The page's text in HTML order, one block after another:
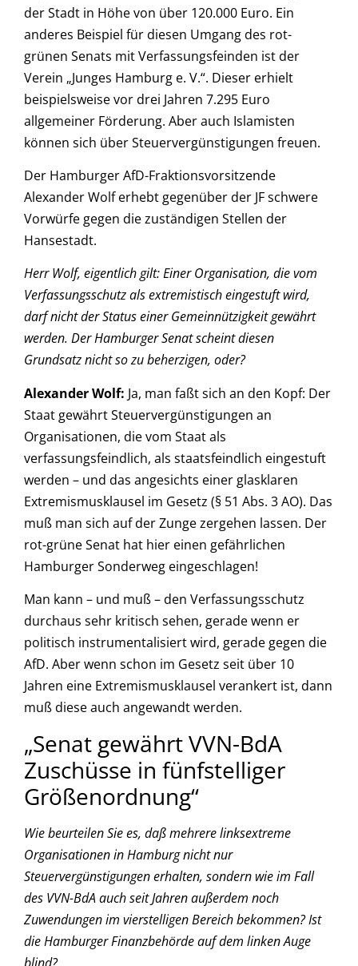
der Stadt in Höhe von über 120.000 Euro. Ein
anderes Beispiel für diesen Umgang des rot-
grünen Senats mit Verfassungsfeinden ist der
Verein „Junges Hamburg e. V.“. Dieser erhielt
beispielsweise vor drei Jahren 7.295 Euro
allgemeiner Förderung. Aber auch Islamisten
können sich über Steuervergünstigungen freuen.
Der Hamburger AfD-Fraktionsvorsitzende
Alexander Wolf erhebt gegenüber der JF schwere
Vorwürfe gegen die zuständigen Stellen der
Hansestadt.
Herr Wolf, eigentlich gilt: Einer Organisation, die vom
Verfassungsschutz als extremistisch eingestuft wird,
darf nicht der Status einer Gemeinnützigkeit gewährt
werden. Der Hamburger Senat scheint diesen
Grundsatz nicht so zu beherzigen, oder?
Alexander Wolf: Ja, man faßt sich an den Kopf: Der
Staat gewährt Steuervergünstigungen an
Organisationen, die vom Staat als
verfassungsfeindlich, als staatsfeindlich eingestuft
werden – und das angesichts einer glasklaren
Extremismusklausel im Gesetz (§ 51 Abs. 3 AO). Das
muß man sich auf der Zunge zergehen lassen. Der
rot-grüne Senat hat hier einen gefährlichen
Hamburger Sonderweg eingeschlagen!
Man kann – und muß – den Verfassungsschutz
durchaus sehr kritisch sehen, gerade wenn er
politisch instrumentalisiert wird, gerade gegen die
AfD. Aber wenn schon im Gesetz seit über 10
Jahren eine Extremismusklausel verankert ist, dann
muß diese auch angewandt werden.
„Senat gewährt VVN-BdA
Zuschüsse in fünfstelliger
Größenordnung“
Wie beurteilen Sie es, daß mehrere linksextreme
Organisationen in Hamburg nicht nur
Steuervergünstigungen erhalten, sondern wie im Fall
des VVN-BdA auch seit Jahren außerdem noch
Zuwendungen im vierstelligen Bereich bekommen? Ist
die Hamburger Finanzbehörde auf dem linken Auge